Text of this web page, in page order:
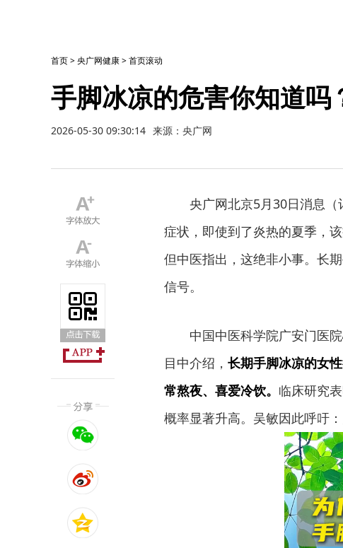
首页>央广网健康>首页滚动
手脚冰凉的危害你知道吗
2026-05-30 09:30:14 来源：央广网
央广网北京5月30日消息
症状，即使到了炎热的夏季，
但中医指出，这绝非小事。长
信号。
中国中医科学院广安门医
目中介绍， 长期手脚冰凉的女
常熬夜、喜爱冷饮。 临床研究
概率显著升高。吴敏因此呼吁